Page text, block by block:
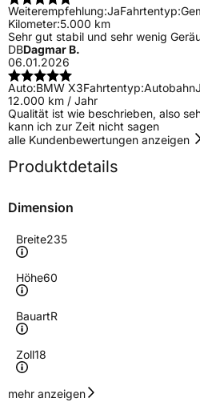
Weiterempfehlung:JaFahrtentyp:
Kilometer:5.000 km
Sehr gut stabil und sehr wenig
DBDagmar B.
06.01.2026
Auto:BMW X3Fahrtentyp:Autobahn
12.000 km / Jahr
Qualität ist wie beschrieben, also
kann ich zur Zeit nicht sagen
alle Kundenbewertungen anzeigen
Produktdetails
Dimension
Breite235
Höhe60
BauartR
Zoll18
Geschwindigkeitsindex
mehr anzeigen